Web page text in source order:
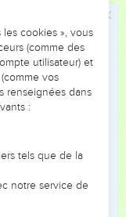
ta faucille et
venue, la récolte
faucille sur la terre
le ciel, tenant
le feu, sortit de
qui avait la faucille
tranchante et
car ses raisins
cookies », vous
(comme des
utilisateur) et
vos
renseignées dans
:
tels que de la
notre service de